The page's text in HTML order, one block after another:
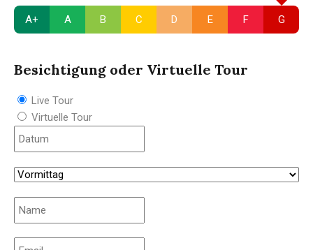
A+ A B C D E F G
Besichtigung oder Virtuelle Tour
Live Tour
Virtuelle Tour